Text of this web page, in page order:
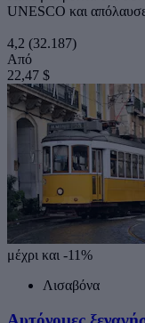
UNESCO και
4,2 (32.187)
Από
22,47 $
μέχρι και -11%
Λισαβόνα